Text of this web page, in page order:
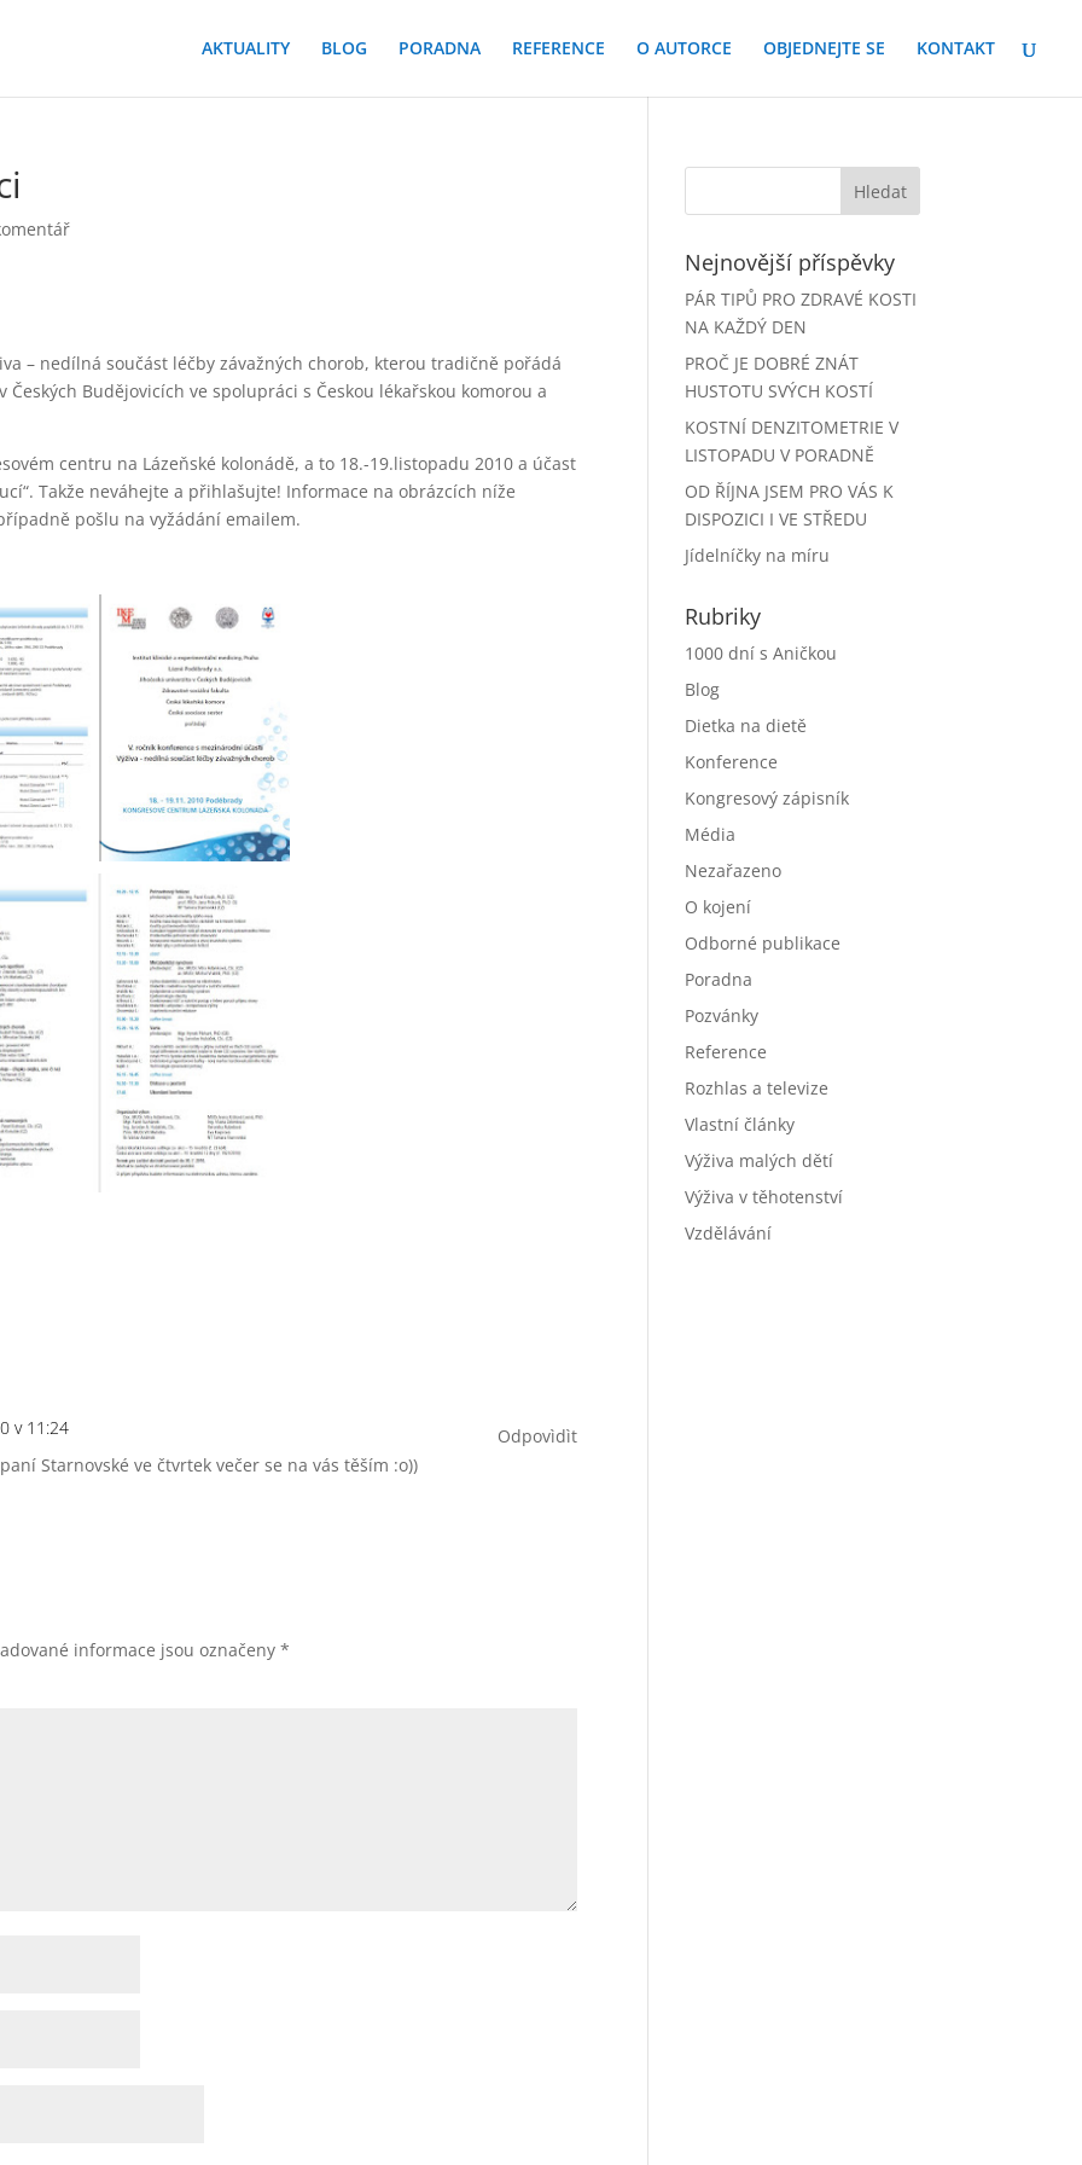
AKTUALITY BLOG PORADNA REFERENCE O AUTORCE OBJEDNEJTE SE KONTAKT
– nedílná součást léčby závažných chorob, kterou tradičně pořádá
Budějovicích ve spolupráci s Českou lékařskou komorou a
centru na Lázeňské kolonádě, a to 18.-19.listopadu 2010 a účast
Takže neváhejte a přihlašujte! Informace na obrázcích níže
pošlu na vyžádání emailem.
v 11:24
Starnovské ve čtvrtek večer se na vás těším :o))
Odpovìdìt
informace jsou označeny*
Nejnovější příspěvky
PÁR TIPŮ PRO ZDRAVÉ KOSTI
NA KAŽDÝ DEN
PROČ JE DOBRÉ ZNÁT
HUSTOTU SVÝCH KOSTÍ
KOSTNÍ DENZITOMETRIE V
LISTOPADU V PORADNĚ
OD ŘÍJNA JSEM PRO VÁS K
DISPOZICI I VE STŘEDU
Jídelníčky na míru
Rubriky
1000 dní s Aničkou
Blog
Dietka na dietě
Konference
Kongresový zápisník
Média
Nezařazeno
O kojení
Odborné publikace
Poradna
Pozvánky
Reference
Rozhlas a televize
Vlastní články
Výživa malých dětí
Výživa v těhotenství
Vzdělávání